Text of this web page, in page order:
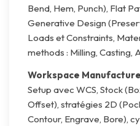
Bend, Hem, Punch), Flat
Generative Design
Loads et Constraints,
methods : Milling, Casting,
Workspace
Setup avec WCS, Stock
Offset), stratégies 2D
Contour, Engrave, Bore),